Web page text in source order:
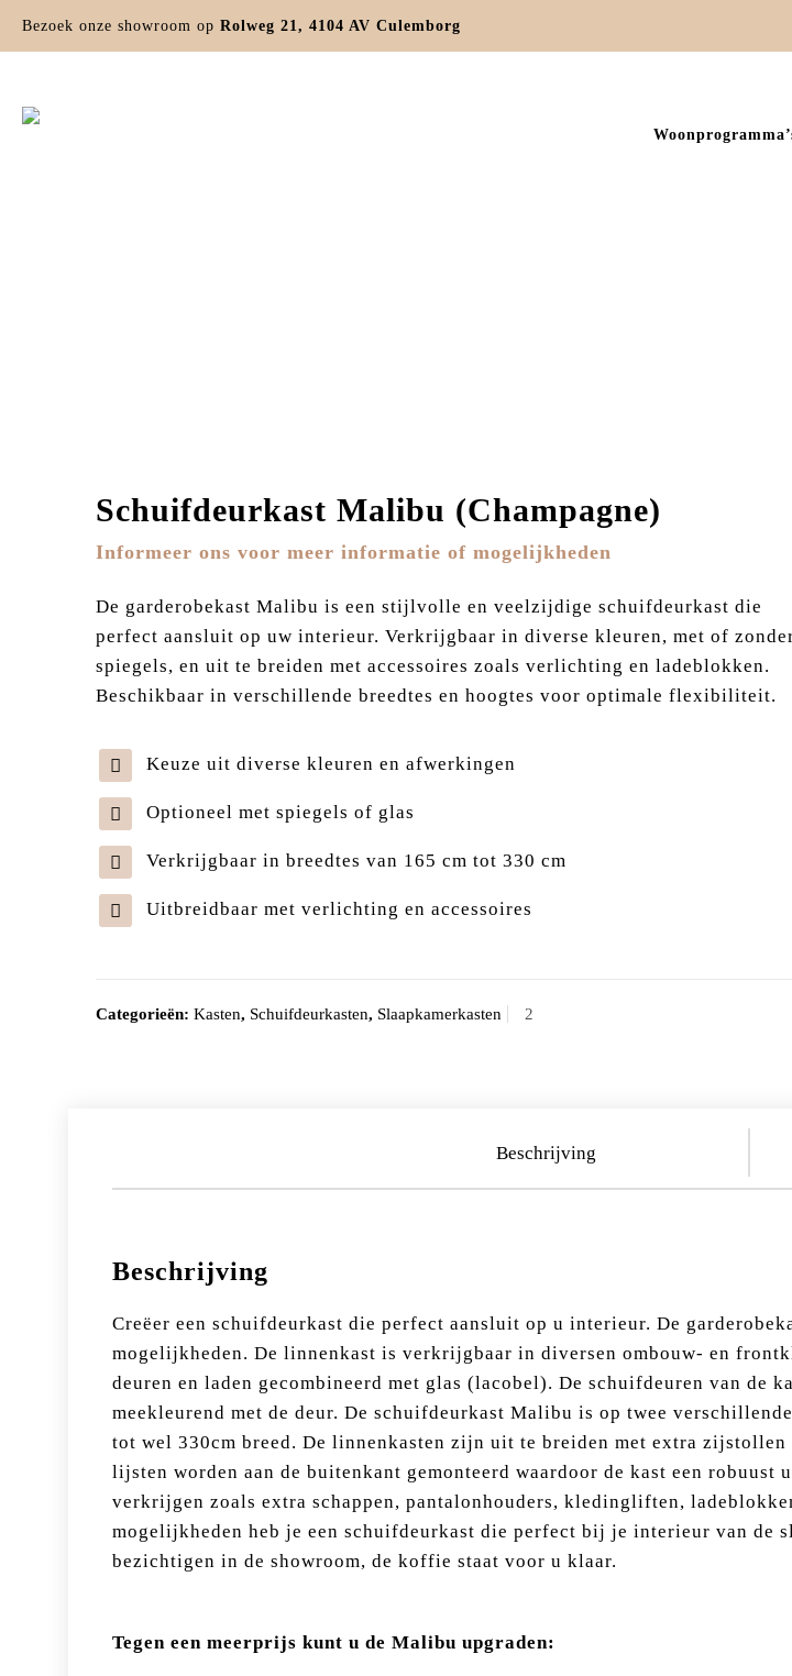
Bezoek onze showroom op Rolweg 21, 4104 AV Culemborg
Schuifdeurkast Malibu (Champagne)
Informeer ons voor meer informatie of mogelijkheden
De garderobekast Malibu is een stijlvolle en veelzijdige schuifdeurkast die
perfect aansluit op uw interieur. Verkrijgbaar in diverse kleuren, met of
spiegels, en uit te breiden met accessoires zoals verlichting en ladeblokken.
Beschikbaar in verschillende breedtes en hoogtes voor optimale flexibiliteit.
Keuze uit diverse kleuren en afwerkingen
Optioneel met spiegels of glas
Verkrijgbaar in breedtes van 165 cm tot 330 cm
Uitbreidbaar met verlichting en accessoires
Categorieën: Kasten, Schuifdeurkasten, Slaapkamerkasten
Beschrijving
Beschrijving
Creëer een schuifdeurkast die perfect aansluit op u interieur. De
mogelijkheden. De linnenkast is verkrijgbaar in diversen ombouw- en
deuren en laden gecombineerd met glas (lacobel). De schuifdeuren van de
meekleurend met de deur. De schuifdeurkast Malibu is op twee
tot wel 330cm breed. De linnenkasten zijn uit te breiden met extra
lijsten worden aan de buitenkant gemonteerd waardoor de kast een
verkrijgen zoals extra schappen, pantalonhouders, kledingliften,
mogelijkheden heb je een schuifdeurkast die perfect bij je interieur van de
bezichtigen in de showroom, de koffie staat voor u klaar.
Tegen een meerprijs kunt u de Malibu upgraden: